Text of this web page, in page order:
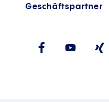
Geschäftspartner